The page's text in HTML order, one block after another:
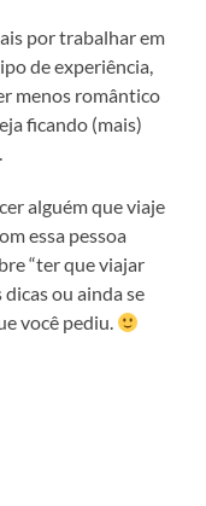
por trabalhar em
de experiência,
menos romântico
ficando (mais)
alguém que viaje
essa pessoa
“ter que viajar
dicas ou ainda se
você pediu.